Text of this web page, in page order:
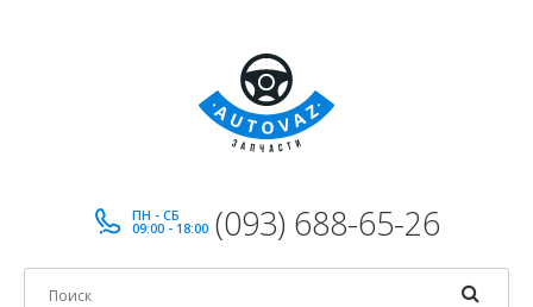
ПН - СБ
09:00 - 18:00 (093) 688-65-26